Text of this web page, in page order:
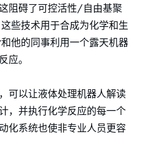
阻碍了可控活性/自由基聚
些技术用于合成为化学和生
他的同事利用一个露天机器
应。
可以让液体处理机器人解读
，并执行化学反应的每一个
化系统也使非专业人员更容